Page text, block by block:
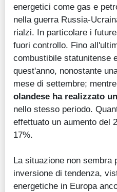
energetici come gas e
nella guerra Russia-
rialzi. In particolare i
fuori controllo. Fino
combustibile statunitense
quest'anno, nonostante
mese di settembre; mentre
olandese ha realizzato
nello stesso periodo.
effettuato un aumento del
17%.
La situazione non sembra
inversione di tendenza,
energetiche in Europa